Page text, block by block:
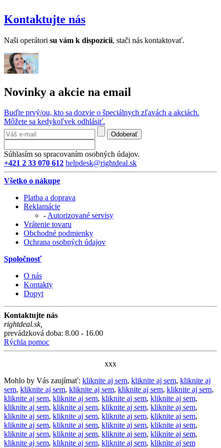
Kontaktujte nás
Naši operátori su vám k dispozícii, stači nás kontaktovať.
Novinky a akcie na email
Buďte prvý/ou, kto sa dozvie o špeciálnych zľavách a akciách.
Môžete sa kedykoľvek odhlásiť.
Odoberať
Súhlasím so spracovaním osobných údajov.
+421 2 33 070 612 helpdesk@rightdeal.sk
Všetko o nákupe
Platba a doprava
Reklamácie
-Autorizované servisy
Vrátenie tovaru
Obchodné podmienky
Ochrana osobných údajov
Spoločnosť
O nás
Kontakty
Dopyt
Kontaktujte nás
rightdeal.sk,
prevádzková doba: 8.00 - 16.00
Rýchla pomoc
xxx
Mohlo by Vás zaujímať: kliknite aj sem, kliknite aj sem, kliknite aj
sem, kliknite aj sem, kliknite aj sem, kliknite aj sem, kliknite aj sem,
kliknite aj sem, kliknite aj sem, kliknite aj sem, kliknite aj sem,
kliknite aj sem, kliknite aj sem, kliknite aj sem, kliknite aj sem,
kliknite aj sem, kliknite aj sem, kliknite aj sem, kliknite aj sem,
kliknite aj sem, kliknite aj sem, kliknite aj sem, kliknite aj sem,
kliknite aj sem, kliknite aj sem, kliknite aj sem, kliknite aj sem,
kliknite aj sem, kliknite aj sem, kliknite aj sem, kliknite aj sem